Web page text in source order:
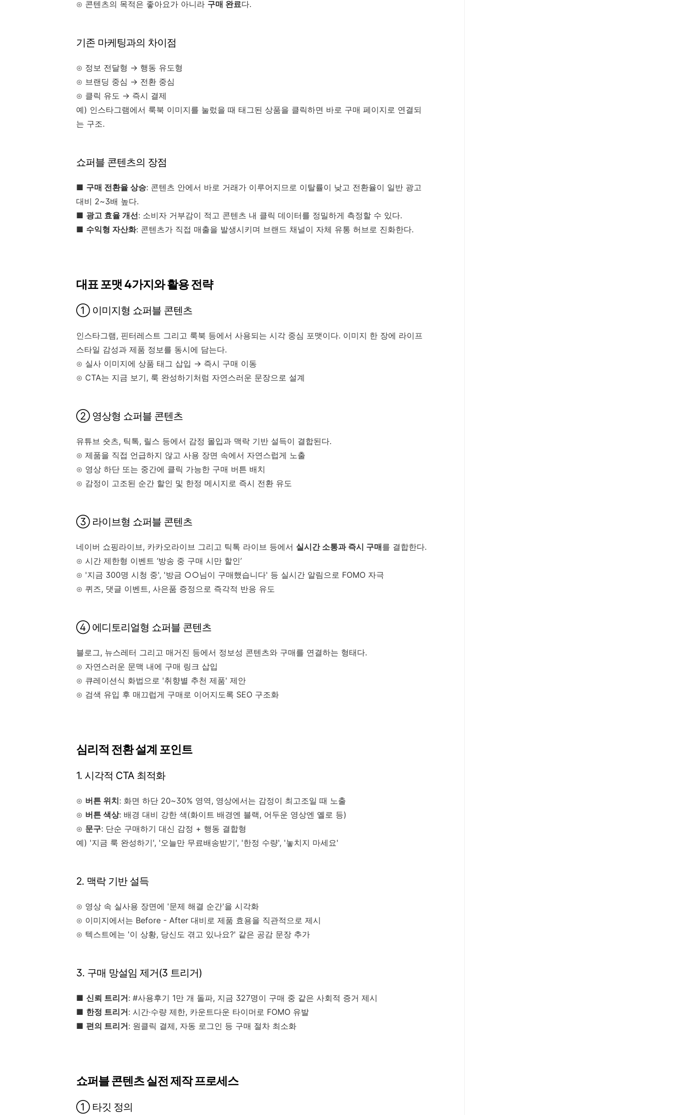
⊙ 콘텐츠의 목적은 좋아요가 아니라 구매 완료다.
기존 마케팅과의 차이점
⊙ 정보 전달형 → 행동 유도형
⊙ 브랜딩 중심 → 전환 중심
⊙ 클릭 유도 → 즉시 결제
예) 인스타그램에서 룩북 이미지를 눌렀을 때 태그된 상품을 클릭하면 바로 구매 페이지로 연결되
는 구조.
쇼퍼블 콘텐츠의 장점
■ 구매 전환율 상승: 콘텐츠 안에서 바로 거래가 이루어지므로 이탈률이 낮고 전환율이 일반 광고
대비 2~3배 높다.
■ 광고 효율 개선: 소비자 거부감이 적고 콘텐츠 내 클릭 데이터를 정밀하게 측정할 수 있다.
■ 수익형 자산화: 콘텐츠가 직접 매출을 발생시키며 브랜드 채널이 자체 유통 허브로 진화한다.
대표 포맷 4가지와 활용 전략
① 이미지형 쇼퍼블 콘텐츠
인스타그램, 핀터레스트 그리고 룩북 등에서 사용되는 시각 중심 포맷이다. 이미지 한 장에 라이프
스타일 감성과 제품 정보를 동시에 담는다.
⊙ 실사 이미지에 상품 태그 삽입 → 즉시 구매 이동
⊙ CTA는 지금 보기, 룩 완성하기처럼 자연스러운 문장으로 설계
② 영상형 쇼퍼블 콘텐츠
유튜브 숏츠, 틱톡, 릴스 등에서 감정 몰입과 맥락 기반 설득이 결합된다.
⊙ 제품을 직접 언급하지 않고 사용 장면 속에서 자연스럽게 노출
⊙ 영상 하단 또는 중간에 클릭 가능한 구매 버튼 배치
⊙ 감정이 고조된 순간 할인 및 한정 메시지로 즉시 전환 유도
③ 라이브형 쇼퍼블 콘텐츠
네이버 쇼핑라이브, 카카오라이브 그리고 틱톡 라이브 등에서 실시간 소통과 즉시 구매를 결합한다.
⊙ 시간 제한형 이벤트 ‘방송 중 구매 시만 할인’
⊙ '지금 300명 시청 중', '방금 ○○님이 구매했습니다' 등 실시간 알림으로 FOMO 자극
⊙ 퀴즈, 댓글 이벤트, 사은품 증정으로 즉각적 반응 유도
④ 에디토리얼형 쇼퍼블 콘텐츠
블로그, 뉴스레터 그리고 매거진 등에서 정보성 콘텐츠와 구매를 연결하는 형태다.
⊙ 자연스러운 문맥 내에 구매 링크 삽입
⊙ 큐레이션식 화법으로 '취향별 추천 제품' 제안
⊙ 검색 유입 후 매끄럽게 구매로 이어지도록 SEO 구조화
심리적 전환 설계 포인트
1. 시각적 CTA 최적화
⊙ 버튼 위치: 화면 하단 20~30% 영역, 영상에서는 감정이 최고조일 때 노출
⊙ 버튼 색상: 배경 대비 강한 색(화이트 배경엔 블랙, 어두운 영상엔 옐로 등)
⊙ 문구: 단순 구매하기 대신 감정 + 행동 결합형
예) '지금 룩 완성하기', '오늘만 무료배송받기', '한정 수량', '놓치지 마세요'
2. 맥락 기반 설득
⊙ 영상 속 실사용 장면에 '문제 해결 순간'을 시각화
⊙ 이미지에서는 Before - After 대비로 제품 효용을 직관적으로 제시
⊙ 텍스트에는 '이 상황, 당신도 겪고 있나요?' 같은 공감 문장 추가
3. 구매 망설임 제거(3 트리거)
■ 신뢰 트리거: #사용후기 1만 개 돌파, 지금 327명이 구매 중 같은 사회적 증거 제시
■ 한정 트리거: 시간·수량 제한, 카운트다운 타이머로 FOMO 유발
■ 편의 트리거: 원클릭 결제, 자동 로그인 등 구매 절차 최소화
쇼퍼블 콘텐츠 실전 제작 프로세스
① 타깃 정의